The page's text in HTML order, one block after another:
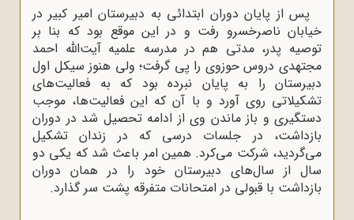
پس از پایان دوران ابتدائی به دبیرستان امیر کبیر در
خیابان ناصرخسرو رفت و در این موقع بود که بنا بر
توصیه پدر، مدتی هم در مدرسه علمیه آیت‌الله احمد
مجتهدی دروس حوزوی را پی گرفت؛ ولی هنوز سیکل اول
دبیرستان را به پایان نبرده بود که به فعالیت‌های
تشکیلاتی روی آورد و با آن که این فعالیت‌ها، موجب
دستگیری و باز ماندن وی از ادامه تحصیل شد در دوران
بازداشت، در جلسات درسی که در زندان تشکیل
می‌گردید، شرکت می‌کرد. همین امر باعث شد که یکی دو
سال از سال‌های دبیرستان خود را در همان دوران
بازداشت با قبولی در امتحانات متفرقه پشت سر گذارد.